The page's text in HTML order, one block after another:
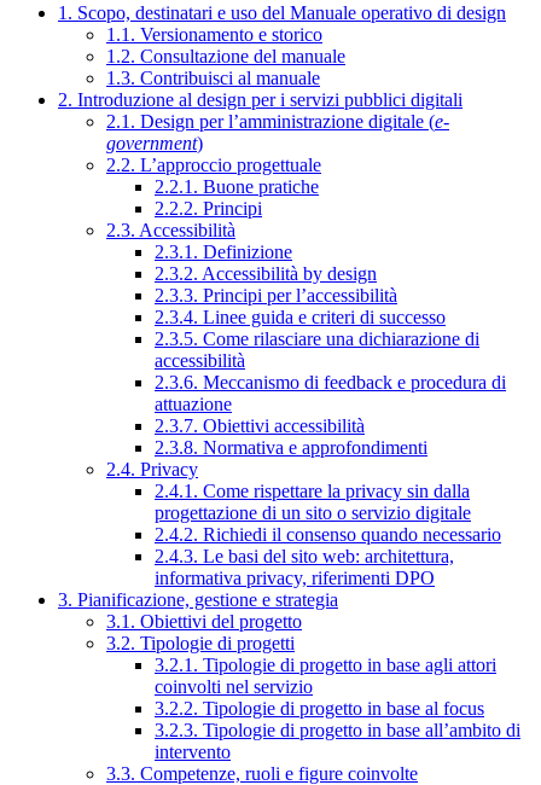
1. Scopo, destinatari e uso del Manuale operativo di design
1.1. Versionamento e storico
1.2. Consultazione del manuale
1.3. Contribuisci al manuale
2. Introduzione al design per i servizi pubblici digitali
2.1. Design per l’amministrazione digitale (e-
government)
2.2. L’approccio progettuale
2.2.1. Buone pratiche
2.2.2. Principi
2.3. Accessibilità
2.3.1. Definizione
2.3.2. Accessibilità by design
2.3.3. Principi per l’accessibilità
2.3.4. Linee guida e criteri di successo
2.3.5. Come rilasciare una dichiarazione di
accessibilità
2.3.6. Meccanismo di feedback e procedura di
attuazione
2.3.7. Obiettivi accessibilità
2.3.8. Normativa e approfondimenti
2.4. Privacy
2.4.1. Come rispettare la privacy sin dalla
progettazione di un sito o servizio digitale
2.4.2. Richiedi il consenso quando necessario
2.4.3. Le basi del sito web: architettura,
informativa privacy, riferimenti DPO
3. Pianificazione, gestione e strategia
3.1. Obiettivi del progetto
3.2. Tipologie di progetti
3.2.1. Tipologie di progetto in base agli attori
coinvolti nel servizio
3.2.2. Tipologie di progetto in base al focus
3.2.3. Tipologie di progetto in base all’ambito di
intervento
3.3. Competenze, ruoli e figure coinvolte